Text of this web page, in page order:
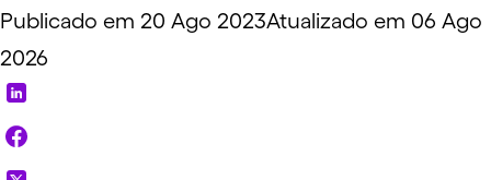
Publicado em 20 Ago 2023Atualizado em 06 Ago
2026